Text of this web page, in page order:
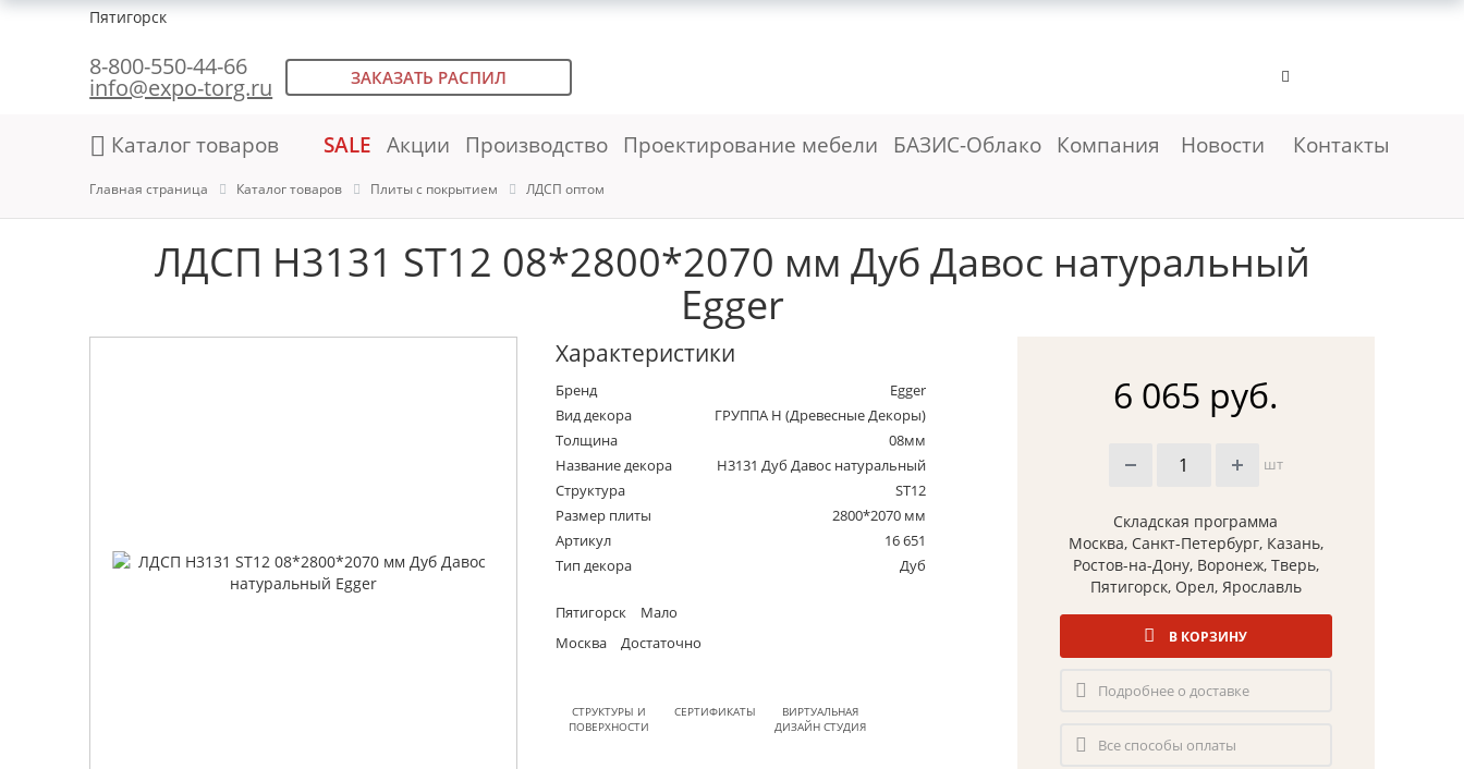
Пятигорск
8-800-550-44-66
info@expo-torg.ru ЗАКАЗАТЬ РАСПИЛ
Каталог товаров SALE Акции Производство Проектирование мебели БАЗИС-Облако Компания Новости Контакты
Главная страница Каталог товаров Плиты с покрытием ЛДСП оптом
ЛДСП H3131 ST12 08*2800*2070 мм Дуб Давос натуральный
Egger
Характеристики
Бренд
Egger
Вид декора
ГРУППА Н (Древесные Декоры)
Толщина
08мм
Название декора
H3131 Дуб Давос натуральный
Структура
ST12
Размер плиты
2800*2070 мм
Артикул
16 651
Тип декора
Дуб
Пятигорск
Мало
Москва
Достаточно
СТРУКТУРЫ И
ПОВЕРХНОСТИ
СЕРТИФИКАТЫ
ВИРТУАЛЬНАЯ
ДИЗАЙН СТУДИЯ
6 065 руб.
шт
Складская программа
Москва, Санкт-Петербург, Казань,
Ростов-на-Дону, Воронеж, Тверь,
Пятигорск, Орел, Ярославль
В КОРЗИНУ
Подробнее о доставке
Все способы оплаты